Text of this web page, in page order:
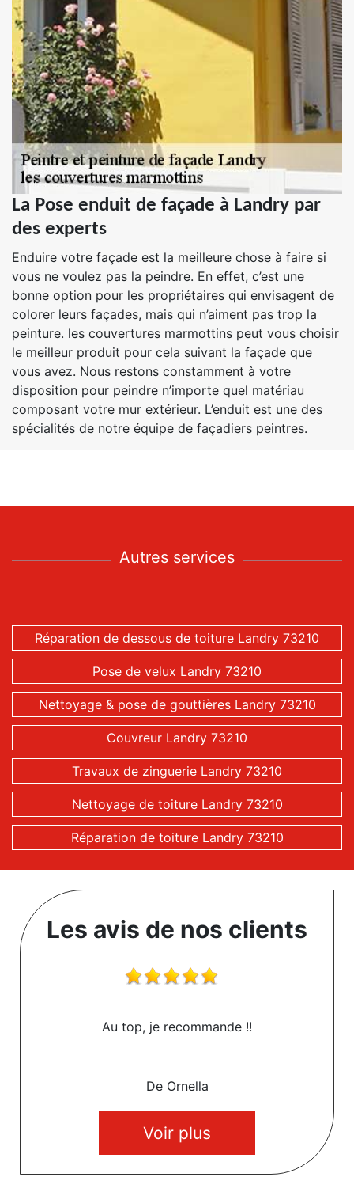
La Pose enduit de façade à Landry par
des experts
Enduire votre façade est la meilleure chose à faire si
vous ne voulez pas la peindre. En effet, c’est une
bonne option pour les propriétaires qui envisagent de
colorer leurs façades, mais qui n’aiment pas trop la
peinture. les couvertures marmottins peut vous choisir
le meilleur produit pour cela suivant la façade que
vous avez. Nous restons constamment à votre
disposition pour peindre n’importe quel matériau
composant votre mur extérieur. L’enduit est une des
spécialités de notre équipe de façadiers peintres.
Autres services
Réparation de dessous de toiture Landry 73210
Pose de velux Landry 73210
Nettoyage & pose de gouttières Landry 73210
Couvreur Landry 73210
Travaux de zinguerie Landry 73210
Nettoyage de toiture Landry 73210
Réparation de toiture Landry 73210
Les avis de nos clients
Au top, je recommande !!
De Ornella
Voir plus